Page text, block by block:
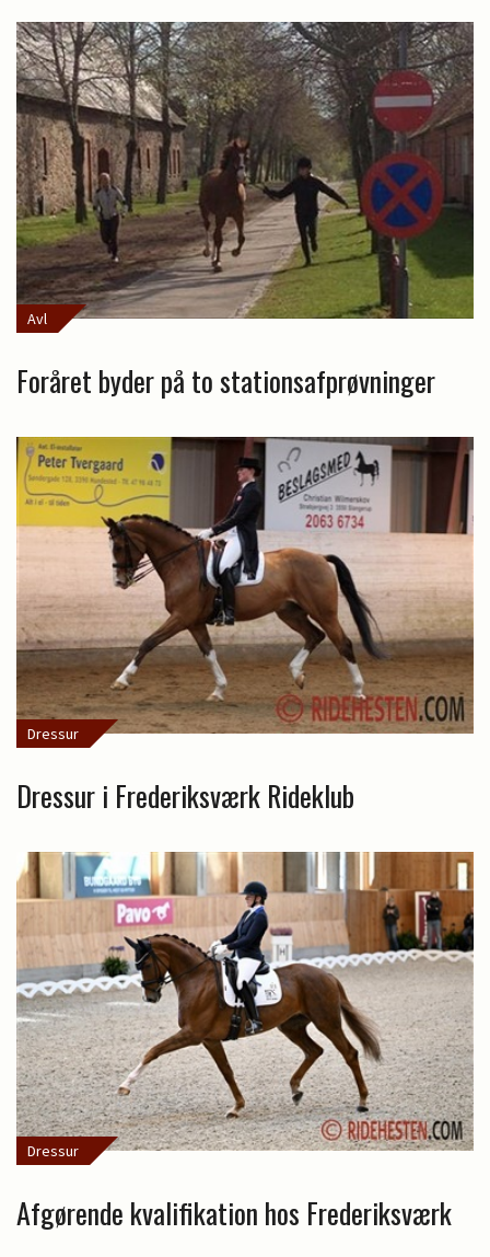
Avl
Foråret byder på to stationsafprøvninger
Dressur
Dressur i Frederiksværk Rideklub
Dressur
Afgørende kvalifikation hos Frederiksværk